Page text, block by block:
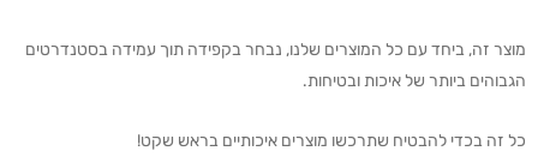
מוצר זה, ביחד עם כל המוצרים שלנו, נבחר בקפידה תוך עמידה בסטנדרטים
הגבוהים ביותר של איכות ובטיחות.
כל זה בכדי להבטיח שתרכשו מוצרים איכותיים בראש שקט!